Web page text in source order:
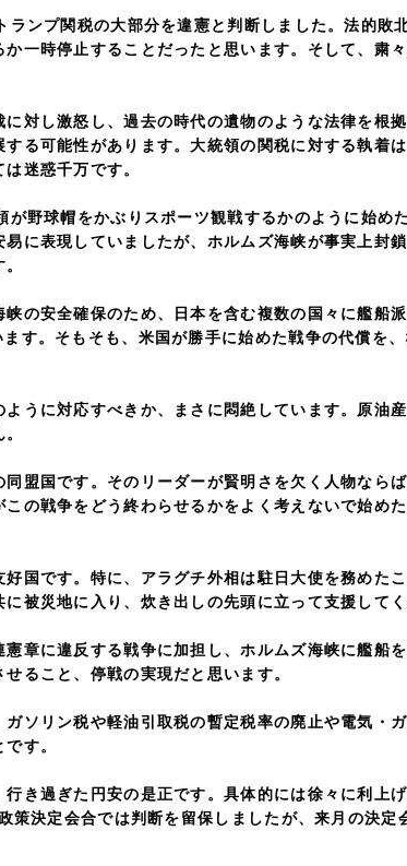
プ関税の大部分を違憲と判断しました。法的敗
一時停止することだったと思います。そして、粛
し激怒し、過去の時代の遺物のような法律を根
る可能性があります。大統領の関税に対する執着
迷惑千万です。
球帽をかぶりスポーツ観戦するかのように始めた
に表現していましたが、ホルムズ海峡が事実上封
安全確保のため、日本を含む複数の国々に艦船
す。そもそも、米国が勝手に始めた戦争の代償を
に対応すべきか、まさに悶絶しています。原油
国です。そのリーダーが賢明さを欠く人物なら
の戦争をどう終わらせるかをよく考えないで始め
です。特に、アラグチ外相は駐日大使を務めた
被災地に入り、炊き出しの先頭に立って支援してく
に違反する戦争に加担し、ホルムズ海峡に艦船
ること、停戦の実現だと思います。
リン税や軽油引取税の暫定税率の廃止や電気・
す。
過ぎた円安の是正です。具体的には徐々に利上
策決定会合では判断を留保しましたが、来月の決定